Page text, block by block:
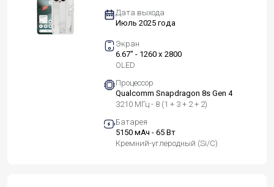
Дата выхода
Июль 2025 года
Экран
6.67" - 1260 x 2800
OLED
Процессор
Qualcomm Snapdragon 8s Gen 4
3210 МГц - 8 (1 + 3 + 2 + 2)
Батарея
5150 мАч - 65 Вт
Кремний-углеродный (Si/C)